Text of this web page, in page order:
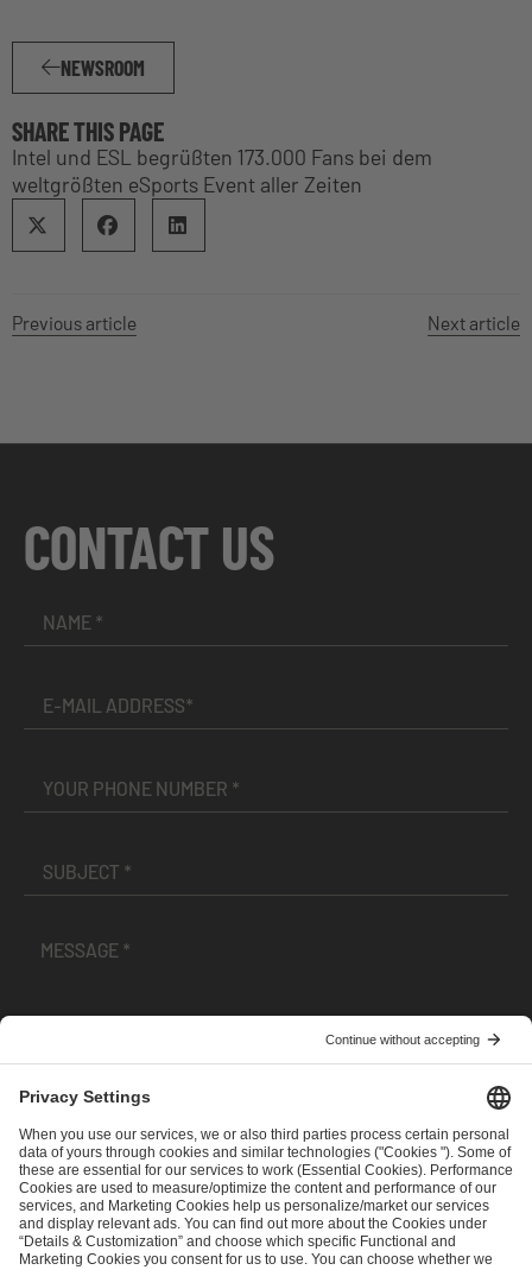
NEWSROOM
SHARE THIS PAGE
Intel und ESL begrüßten 173.000 Fans bei dem
weltgrößten eSports Event aller Zeiten
Previous article Next article
CONTACT US
andPrivacy Policy